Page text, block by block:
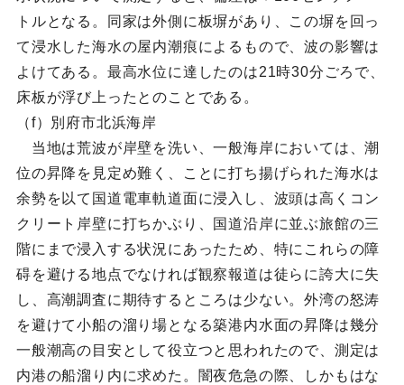
トルとなる。同家は外側に板塀があり、この塀を回っ
て浸水した海水の屋内潮痕によるもので、波の影響は
よけてある。最高水位に達したのは21時30分ごろで、
床板が浮び上ったとのことである。
（f）別府市北浜海岸
当地は荒波が岸壁を洗い、一般海岸においては、潮
位の昇降を見定め難く、ことに打ち揚げられた海水は
余勢を以て国道電車軌道面に浸入し、波頭は高くコン
クリート岸壁に打ちかぶり、国道沿岸に並ぶ旅館の三
階にまで浸入する状況にあったため、特にこれらの障
碍を避ける地点でなければ観察報道は徒らに誇大に失
し、高潮調査に期待するところは少ない。外湾の怒涛
を避けて小船の溜り場となる築港内水面の昇降は幾分
一般潮高の目安として役立つと思われたので、測定は
内港の船溜り内に求めた。闇夜危急の際、しかもはな